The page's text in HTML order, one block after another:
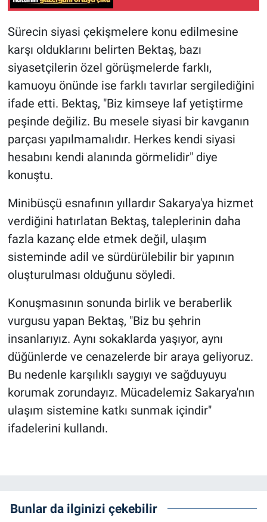
Sürecin siyasi çekişmelere konu edilmesine
karşı olduklarını belirten Bektaş, bazı
siyasetçilerin özel görüşmelerde farklı,
kamuoyu önünde ise farklı tavırlar sergilediğini
ifade etti. Bektaş, "Biz kimseye laf yetiştirme
peşinde değiliz. Bu mesele siyasi bir kavganın
parçası yapılmamalıdır. Herkes kendi siyasi
hesabını kendi alanında görmelidir" diye
konuştu.
Minibüsçü esnafının yıllardır Sakarya'ya hizmet
verdiğini hatırlatan Bektaş, taleplerinin daha
fazla kazanç elde etmek değil, ulaşım
sisteminde adil ve sürdürülebilir bir yapının
oluşturulması olduğunu söyledi.
Konuşmasının sonunda birlik ve beraberlik
vurgusu yapan Bektaş, "Biz bu şehrin
insanlarıyız. Aynı sokaklarda yaşıyor, aynı
düğünlerde ve cenazelerde bir araya geliyoruz.
Bu nedenle karşılıklı saygıyı ve sağduyuyu
korumak zorundayız. Mücadelemiz Sakarya'nın
ulaşım sistemine katkı sunmak içindir"
ifadelerini kullandı.
Bunlar da ilginizi çekebilir